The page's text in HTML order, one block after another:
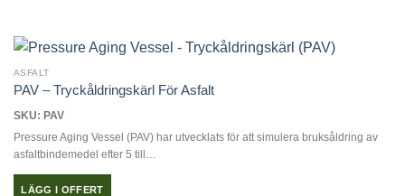
ASFALT
PAV – Tryckåldringskärl För Asfalt
SKU: PAV
Pressure Aging Vessel (PAV) har utvecklats för att simulera bruksåldring av
asfaltbindemedel efter 5 till…
LÄGG I OFFERT